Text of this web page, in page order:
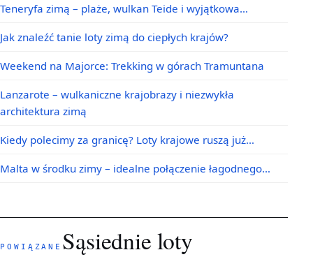
Teneryfa zimą – plaże, wulkan Teide i wyjątkowa…
Jak znaleźć tanie loty zimą do ciepłych krajów?
Weekend na Majorce: Trekking w górach Tramuntana
Lanzarote – wulkaniczne krajobrazy i niezwykła
architektura zimą
Kiedy polecimy za granicę? Loty krajowe ruszą już…
Malta w środku zimy – idealne połączenie łagodnego…
POWIĄZANE Sąsiednie loty